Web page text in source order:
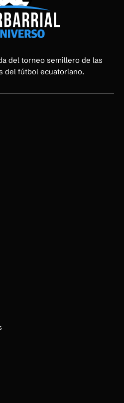
del torneo semillero de las
del fútbol ecuatoriano.